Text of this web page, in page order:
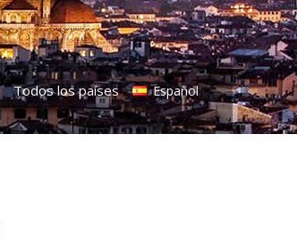
Todos los países Español